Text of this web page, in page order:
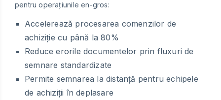
pentru operațiunile en-gros:
Accelerează procesarea comenzilor de
achiziție cu până la 80%
Reduce erorile documentelor prin fluxuri de
semnare standardizate
Permite semnarea la distanță pentru echipele
de achiziții în deplasare